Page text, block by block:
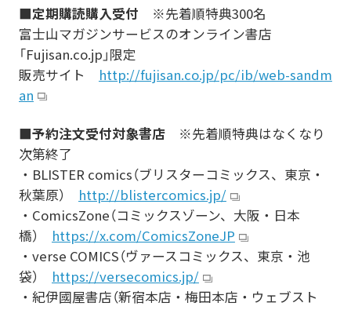
■定期購読購入受付 ※先着順特典300名
富士山マガジンサービスのオンライン書店
「Fujisan.co.jp」限定
販売サイト http://fujisan.co.jp/pc/ib/web-sandm
an
■予約注文受付対象書店※先着順特典はなくなり
次第終了
・BLISTER comics（ブリスターコミックス、東京・
秋葉原） http://blistercomics.jp/
・ComicsZone（コミックスゾーン、大阪・日本
橋） https://x.com/ComicsZoneJP
・verse COMICS（ヴァースコミックス、東京・池
袋） https://versecomics.jp/
・紀伊國屋書店（新宿本店・梅田本店・ウェブスト